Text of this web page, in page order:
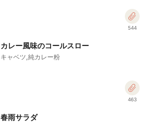
544
カレー風味のコールスロー
キャベツ,純カレー粉
463
春雨サラダ